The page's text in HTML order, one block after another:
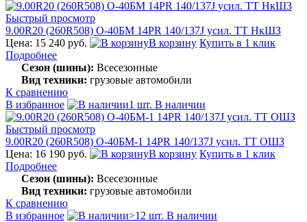
Быстрый просмотр
9.00R20 (260R508) О-40БМ 14PR 140/137J усил. TT НкШЗ
Цена: 15 240 руб.
В корзину Купить в 1 клик
Подробнее
Сезон (шины): Всесезонные
Вид техники: грузовые автомобили
К сравнению
В избранное
1 шт. В наличии
Быстрый просмотр
9.00R20 (260R508) О-40БМ-1 14PR 140/137J усил. TT ОШЗ
Цена: 16 190 руб.
В корзину Купить в 1 клик
Подробнее
Сезон (шины): Всесезонные
Вид техники: грузовые автомобили
К сравнению
В избранное
>12 шт. В наличии